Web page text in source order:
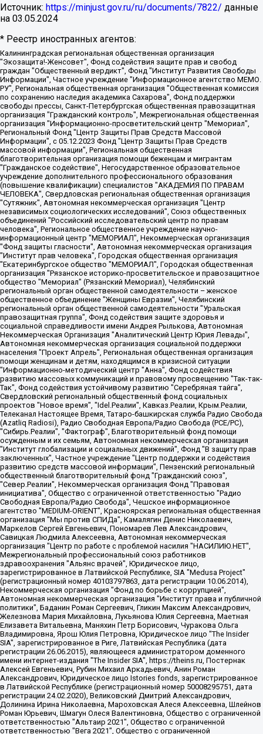
Источник: https://minjust.gov.ru/ru/documents/7822/ данные
на 03.05.2024
* Реестр иностранных агентов:
Калининградская региональная общественная организация "Экозащита!-Женсовет", Фонд содействия защите прав и свобод граждан "Общественный вердикт", Фонд "Институт Развития Свободы Информации", Частное учреждение "Информационное агентство МЕМО. РУ", Региональная общественная организация "Общественная комиссия по сохранению наследия академика Сахарова", Фонд поддержки свободы прессы, Санкт-Петербургская общественная правозащитная организация "Гражданский контроль", Межрегиональная общественная организация "Информационно-просветительский центр "Мемориал", Региональный Фонд "Центр Защиты Прав Средств Массовой Информации", с 05.12.2023 Фонд "Центр Защиты Прав Средств массовой информации", Региональная общественная благотворительная организация помощи беженцам и мигрантам "Гражданское содействие", Негосударственное образовательное учреждение дополнительного профессионального образования (повышение квалификации) специалистов "АКАДЕМИЯ ПО ПРАВАМ ЧЕЛОВЕКА", Свердловская региональная общественная организация "Сутяжник", Автономная некоммерческая организация "Центр независимых социологических исследований", Союз общественных объединений "Российский исследовательский центр по правам человека", Региональное общественное учреждение научно-информационный центр "МЕМОРИАЛ", Некоммерческая организация "Фонд защиты гласности", Автономная некоммерческая организация "Институт прав человека", Городская общественная организация "Екатеринбургское общество "МЕМОРИАЛ", Городская общественная организация "Рязанское историко-просветительское и правозащитное общество "Мемориал" (Рязанский Мемориал), Челябинский региональный орган общественной самодеятельности – женское общественное объединение "Женщины Евразии", Челябинский региональный орган общественной самодеятельности "Уральская правозащитная группа", Фонд содействия защите здоровья и социальной справедливости имени Андрея Рылькова, Автономная Некоммерческая Организация "Аналитический Центр Юрия Левады", Автономная некоммерческая организация социальной поддержки населения "Проект Апрель", Региональная общественная организация помощи женщинам и детям, находящимся в кризисной ситуации "Информационно-методический центр "Анна", Фонд содействия развитию массовых коммуникаций и правовому просвещению "Так-так-Так", Фонд содействия устойчивому развитию "Серебряная тайга", Свердловский региональный общественный фонд социальных проектов "Новое время", "Idel.Реалии", Кавказ.Реалии, Крым.Реалии, Телеканал Настоящее Время, Татаро-башкирская служба Радио Свобода (Azatliq Radiosi), Радио Свободная Европа/Радио Свобода (PCE/PC), "Сибирь.Реалии", "Фактограф", Благотворительный фонд помощи осужденным и их семьям, Автономная некоммерческая организация "Институт глобализации и социальных движений", Фонд "В защиту прав заключенных", Частное учреждение "Центр поддержки и содействия развитию средств массовой информации", Пензенский региональный общественный благотворительный фонд "Гражданский союз", "Север.Реалии", Некоммерческая организация Фонд "Правовая инициатива", Общество с ограниченной ответственностью "Радио Свободная Европа/Радио Свобода", Чешское информационное агентство "MEDIUM-ORIENT", Красноярская региональная общественная организация "Мы против СПИДа", Камалягин Денис Николаевич, Маркелов Сергей Евгеньевич, Пономарев Лев Александрович, Савицкая Людмила Алексеевна, Автономная некоммерческая организация "Центр по работе с проблемой насилия "НАСИЛИЮ.НЕТ", Межрегиональный профессиональный союз работников здравоохранения "Альянс врачей", Юридическое лицо, зарегистрированное в Латвийской Республике, SIA "Medusa Project" (регистрационный номер 40103797863, дата регистрации 10.06.2014), Некоммерческая организация "Фонд по борьбе с коррупцией", Автономная некоммерческая организация "Институт права и публичной политики", Баданин Роман Сергеевич, Гликин Максим Александрович, Железнова Мария Михайловна, Лукьянова Юлия Сергеевна, Маетная Елизавета Витальевна, Маняхин Петр Борисович, Чуракова Ольга Владимировна, Ярош Юлия Петровна, Юридическое лицо "The Insider SIA", зарегистрированное в Риге, Латвийская Республика (дата регистрации 26.06.2015), являющееся администратором доменного имени интернет-издания "The Insider SIA", https://theins.ru, Постернак Алексей Евгеньевич, Рубин Михаил Аркадьевич, Анин Роман Александрович, Юридическое лицо Istories fonds, зарегистрированное в Латвийской Республике (регистрационный номер 50008295751, дата регистрации 24.02.2020), Великовский Дмитрий Александрович, Долинина Ирина Николаевна, Мароховская Алеся Алексеевна, Шлейнов Роман Юрьевич, Шмагун Олеся Валентиновна, Общество с ограниченной ответственностью "Альтаир 2021", Общество с ограниченной ответственностью "Вега 2021", Общество с ограниченной ответственностью "Главный редактор 2021", Общество с ограниченной ответственностью "Ромашки монолит", Важенков Артем Валерьевич, Ивановская областная общественная организация "Центр гендерных исследований", Гурман Юрий Альбертович, Медиапроект "ОВД-Инфо", Егоров Владимир Владимирович, Жилинский Владимир Александрович, Общество с ограниченной ответственностью "ЗП", Иванова София Юрьевна, Карезина Инна Павловна, Кильтау Екатерина Викторовна, Петров Алексей Викторович, Пискунов Сергей Евгеньевич, Смирнов Сергей Сергеевич, Тихонов Михаил Сергеевич, Общество с ограниченной ответственностью "ЖУРНАЛИСТ-ИНОСТРАННЫЙ АГЕНТ", Арапова Галина Юрьевна, Вольтская Татьяна Анатольевна, Американская компания "Mason G.E.S. Anonymous Foundation" (США), являющаяся владельцем интернет-издания https://mnews.world/, Компания "Stichting Bellingcat", зарегистрированная в Нидерландах (дата регистрации 11.07.2018), Захаров Андрей Вячеславович, Клепиковская Екатерина Дмитриевна, Общество с ограниченной ответственностью "МЕМО", Перл Роман Александрович, Симонов Евгений Алексеевич, Соловьева Елена Анатольевна, Сотников Даниил Владимирович, Сурначева Елизавета Дмитриевна, Автономная некоммерческая организация по защите прав человека и информированию населения "Якутия – Наше Мнение", Общество с ограниченной ответственностью "Москоу диджитал медиа", с 26.01.2023 Общество с ограниченной ответственностью "Чайка Белые сады", Ветошкина Валерия Валерьевна, Заговора Максим Александрович, Межрегиональное общественное движение "Российская ЛГБТ - сеть", Оленичев Максим Владимирович, Павлов Иван Юрьевич, Скворцова Елена Сергеевна, Общество с ограниченной ответственностью "Как бы инагент", Кочетков Игорь Викторович, Общество с ограниченной ответственностью "Честные выборы", Еланчик Олег Александрович, Общество с ограниченной ответственностью "Нобелевский призыв", Гималова Регина Эмилевна, Григорьев Андрей Валерьевич, Григорьева Алина Александровна, Ассоциация по содействию защите прав призывников, альтернативнослужащих и военнослужащих "Правозащитная группа "Гражданин.Армия.Право", Хисамова Регина Фаритовна, Автономная некоммерческая организация по реализации социально-правовых программ "Лилит", Дальневосточное общественное движение "Маяк", Санкт-Петербургская ЛГБТ-инициативная группа "Выход", Инициативная группа ЛГБТ+ "Реверс", Алексеев Андрей Викторович, Бекбулатова Таисия Львовна, Беляев Иван Михайлович, Владыкина Елена Сергеевна, Гельман Марат Александрович, Никульшина Вероника Юрьевна, Толоконникова Надежда Андреевна, Шендерович Виктор Анатольевич, Общество с ограниченной ответственностью "Данное сообщение", Общество с ограниченной ответственностью Издательский дом "Новая глава", Айнбиндер Александра Александровна, Московский комьюнити-центр для ЛГБТ+инициатив, Благотворительный фонд развития филантропии, Deutsche Welle (Германия, Kurt-Schumacher-Strasse 3, 53113 Bonn), Борзунова Мария Михайловна, Воробьев Виктор Викторович, Голубева Анна Львовна, Константинова Алла Михайловна, Малкова Ирина Владимировна, Мурадов Мурад Абдулгалимович, Осетинская Елизавета Николаевна, Понасенков Евгений Николаевич, Ганапольский Матвей Юрьевич, Киселев Евгений Алексеевич, Борухович Ирина Григорьевна, Дремин Иван Тимофеевич, Дубровский Дмитрий Викторович, Красноярская региональная общественная организация поддержки и развития альтернативных образовательных технологий и межкультурных коммуникаций "ИНТЕРРА", Маяковская Екатерина Алексеевна, Фейгин Марк Захарович, Филимонов Андрей Викторович, Дзугкоева Регина Николаевна, Доброхотов Роман Александрович, Дудь Юрий Александрович, Елкин Сергей Владимирович, Кругликов Кирилл Игоревич, Сабунаева Мария Леонидовна, Семенов Алексей Владимирович, Шаинян Карен Багратович, Шульман Екатерина Михайловна, Асафьев Артур Валерьевич, Вахштайн Виктор Семенович, Венедиктов Алексей Алексеевич, Лушникова Екатерина Евгеньевна, Волков Леонид Михайлович, Невзоров Александр Глебович, Пархоменко Сергей Борисович, Сироткин Ярослав Николаевич, Кара-Мурза Владимир Владимирович, Баранова Наталья Владимировна, Гозман Леонид Яковлевич, Кагарлицкий Борис Юльевич, Климарев Михаил Валерьевич, Милов Владимир Станиславович, Автономная некоммерческая организация Краснодарский центр современного искусства "Типография", Моргенштерн Алишер Тагирович, Соболь Любовь Эдуардовна, Общество с ограниченной ответственностью "ЛИЗА НОРМ", Каспаров Гарри Кимович, Ходорковский Михаил Борисович, Общество с ограниченной ответственностью "Апрельские тезисы", Данилович Ирина Брониславовна, Кашин Олег Владимирович, Петров Николай Владимирович, Пивоваров Алексей Владимирович, Соколов Михаил Владимирович, Цветкова Юлия Владимировна, Чичваркин Евгений Александрович, Комитет против пыток/Команда против пыток, Общество с ограниченной ответственностью "Первый научный", Общество с ограниченной ответственностью "Вертолет и ко", Белоцерковская Вероника Борисовна, Кац Максим Евгеньевич, Лазарева Татьяна Юрьевна, Шаведдинов Руслан Табризович, Яшин Илья Валерьевич, Общество с ограниченной ответственностью "Иноагент ААВ", Алешковский Дмитрий Петрович, Альбац Евгения Марковна, Быков Дмитрий Львович, Галямина Юлия Евгеньевна, Лойко Сергей Леонидович, Мартынов Кирилл Константинович, Медведев Сергей Александрович, Крашенинников Федор Геннадиевич, Гордеева Катерина Вл